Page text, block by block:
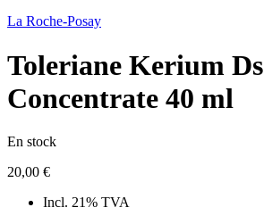
La Roche-Posay
Toleriane Kerium Ds
Concentrate 40 ml
En stock
20,00 €
Incl. 21% TVA